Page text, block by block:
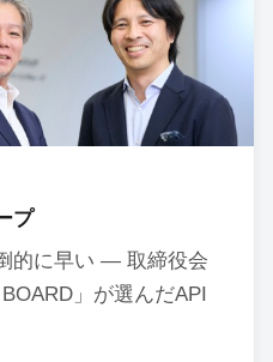
プ
的に早い ― 取締役会
」が選んだAPI